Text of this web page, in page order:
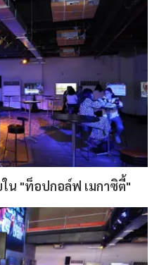
ใน "ท็อปกอล์ฟ เมกาซิตี้"